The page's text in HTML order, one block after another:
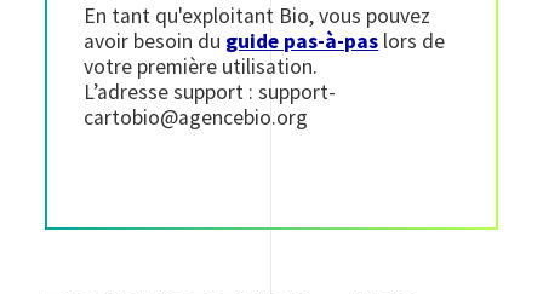
En tant qu'exploitant Bio, vous pouvez
avoir besoin du guide pas-à-pas lors de
votre première utilisation.
L’adresse support : support-
cartobio@agencebio.org